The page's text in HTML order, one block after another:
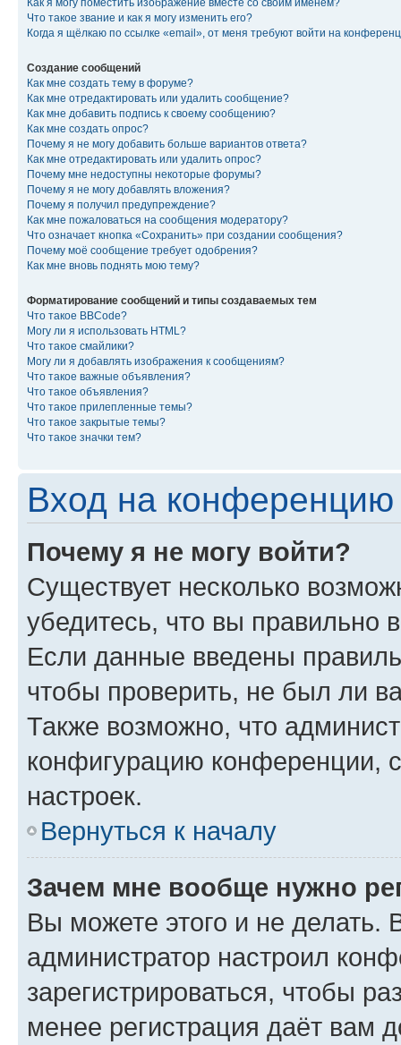
Что такое звание и как я могу изменить его?
Когда я щёлкаю по ссылке «email», от меня требуют войти на
Создание сообщений
Как мне создать тему в форуме?
Как мне отредактировать или удалить сообщение?
Как мне добавить подпись к своему сообщению?
Как мне создать опрос?
Почему я не могу добавить больше вариантов ответа?
Как мне отредактировать или удалить опрос?
Почему мне недоступны некоторые форумы?
Почему я не могу добавлять вложения?
Почему я получил предупреждение?
Как мне пожаловаться на сообщения модератору?
Что означает кнопка «Сохранить» при создании сообщения?
Почему моё сообщение требует одобрения?
Как мне вновь поднять мою тему?
Форматирование сообщений и типы создаваемых тем
Что такое BBCode?
Могу ли я использовать HTML?
Что такое смайлики?
Могу ли я добавлять изображения к сообщениям?
Что такое важные объявления?
Что такое объявления?
Что такое прилепленные темы?
Что такое закрытые темы?
Что такое значки тем?
Вход на конференцию
Почему я не могу войти?
Существует несколько
убедитесь, что вы правильно
Если данные введены
чтобы проверить, не был ли
Также возможно, что
конфигурацию конференции,
настроек.
Вернуться к началу
Зачем мне вообще нужно
Вы можете этого и не делать.
администратор настроил
зарегистрироваться, чтобы
менее регистрация даёт вам